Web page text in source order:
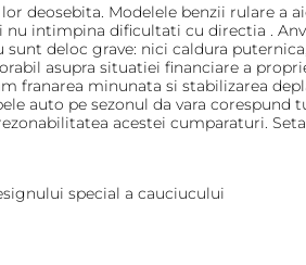
deosebita. Modelele benzii rulare a
intimpina dificultati cu directia .
deloc grave: nici caldura
asupra situatiei financiare a
franarea minunata si stabilizarea
auto pe sezonul da vara
acestei cumparaturi.
special a cauciucului